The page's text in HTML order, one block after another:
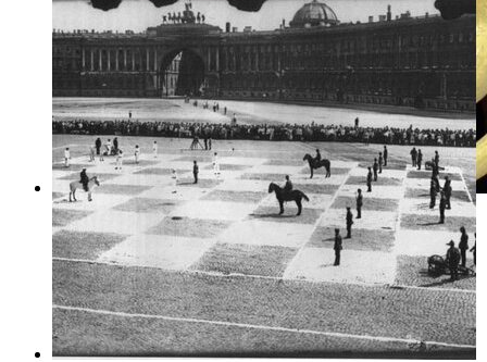
Фото: Пресс-служба Театра на Литейном/ Фото Дарьи
Пичугиной